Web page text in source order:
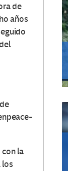
de
años
la
los